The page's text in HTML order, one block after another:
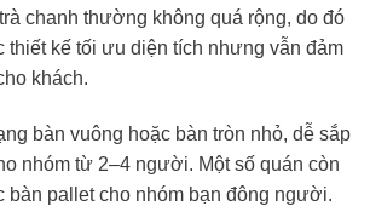
chanh thường không quá rộng, do đó
thiết kế tối ưu diện tích nhưng vẫn đảm
khách.
bàn vuông hoặc bàn tròn nhỏ, dễ sắp
nhóm từ 2–4 người. Một số quán còn
bàn pallet cho nhóm bạn đông người.